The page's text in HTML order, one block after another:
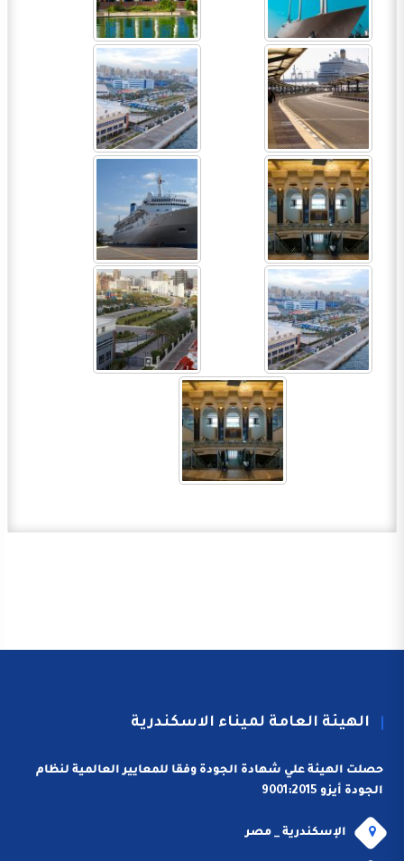
الهيئة العامة لميناء الاسكندرية
حصلت الهيئة علي شهادة الجودة وفقا للمعايير العالمية لنظام
الجودة أيزو 9001:2015
الإسكندرية _ مصر